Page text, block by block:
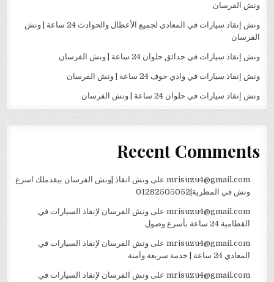
ونش الفرسان
ونش إنقاذ سيارات في المعادي لجميع الأعطال والحوادث 24 ساعة | ونش
الفرسان
ونش إنقاذ سيارات في حدائق حلوان 24 ساعة | ونش الفرسان
ونش إنقاذ سيارات في وادي حوف 24 ساعة | ونش الفرسان
ونش إنقاذ سيارات في حلوان 24 ساعة | ونش الفرسان
Recent Comments
mrisuzu4@gmail.comعلى ونش انقاذ |ونش الفرسان بيقدملك اسرع
ونش في المطرية|01282505052
mrisuzu4@gmail.comعلى ونش الفرسان لإنقاذ السيارات في
القطامية 24 ساعة بأسرع وصول
mrisuzu4@gmail.comعلى ونش الفرسان لإنقاذ السيارات في
المعادي 24 ساعة | خدمة سريعة وآمنة
mrisuzu4@gmail.comعلى ونش الفرسان لإنقاذ السيارات في